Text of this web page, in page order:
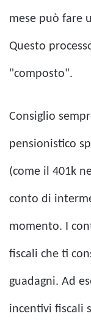
mese può fare
Questo
"composto".
Consiglio
pensionistico
(come il 401k
conto di
momento. I
fiscali che ti
guadagni. Ad
incentivi fiscali